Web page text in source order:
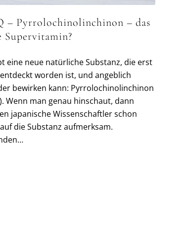
– Pyrrolochinolinchinon – das
Supervitamin?
eine neue natürliche Substanz, die erst
worden ist, und angeblich
bewirken kann: Pyrrolochinolinchinon
Wenn man genau hinschaut, dann
japanische Wissenschaftler schon
die Substanz aufmerksam.